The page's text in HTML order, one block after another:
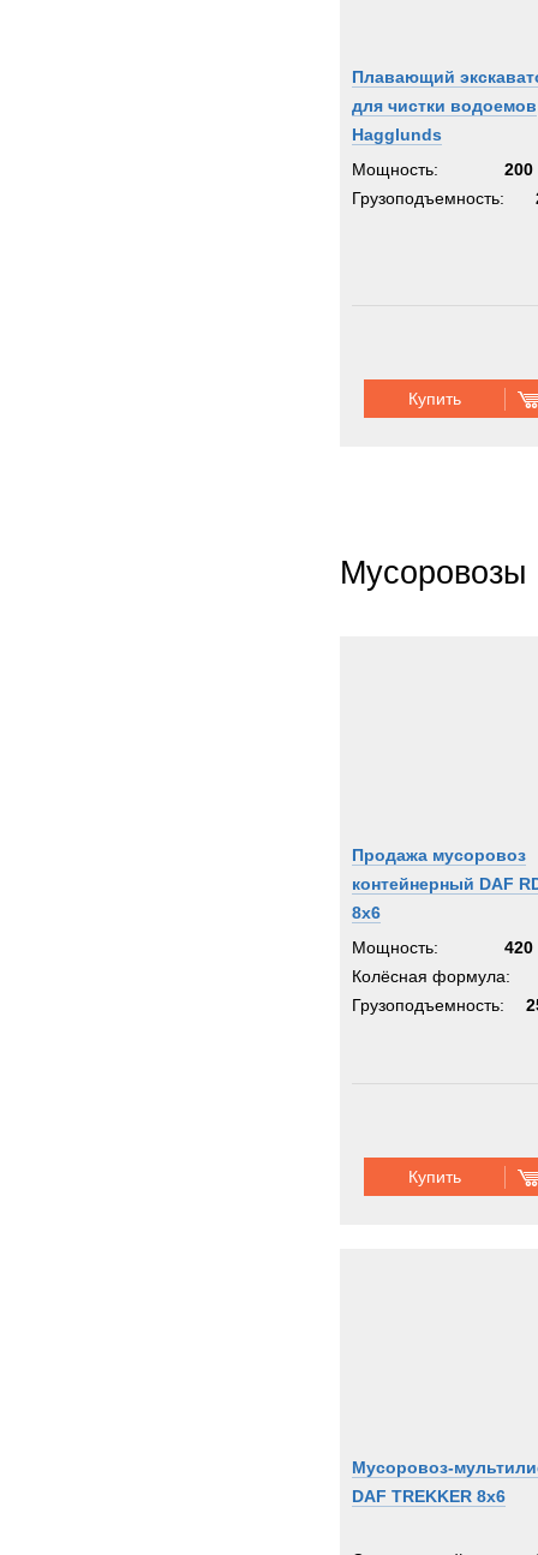
Плавающий
для чистки водоемов
Hagglunds
Мощность:
200
Грузоподъемность:
Купить
Мусоровозы
Продажа мусоровоз
контейнерный DAF
8x6
Мощность:
420
Колёсная формула:
Грузоподъемность:
Купить
Мусоровоз-
DAF TREKKER 8x6